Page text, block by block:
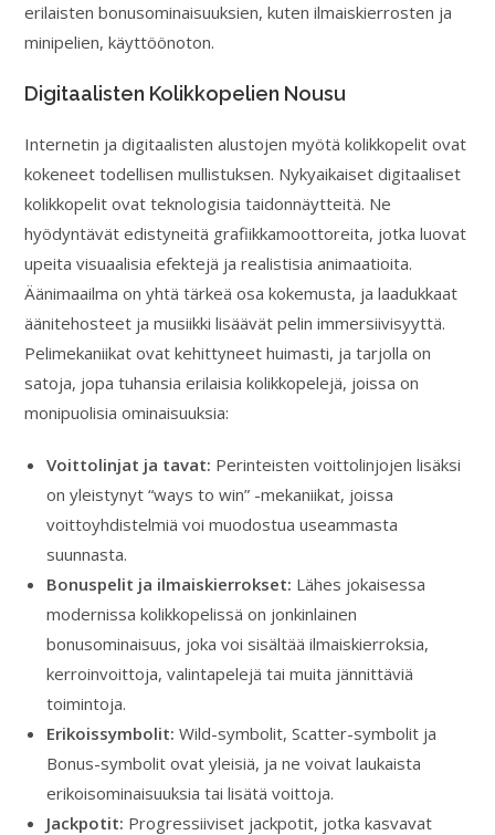
erilaisten bonusominaisuuksien, kuten ilmaiskierrosten ja
minipelien, käyttöönoton.
Digitaalisten Kolikkopelien Nousu
Internetin ja digitaalisten alustojen myötä kolikkopelit ovat
kokeneet todellisen mullistuksen. Nykyaikaiset digitaaliset
kolikkopelit ovat teknologisia taidonnäytteitä. Ne
hyödyntävät edistyneitä grafiikkamoottoreita, jotka luovat
upeita visuaalisia efektejä ja realistisia animaatioita.
Äänimaailma on yhtä tärkeä osa kokemusta, ja laadukkaat
äänitehosteet ja musiikki lisäävät pelin immersiivisyyttä.
Pelimekaniikat ovat kehittyneet huimasti, ja tarjolla on
satoja, jopa tuhansia erilaisia kolikkopelejä, joissa on
monipuolisia ominaisuuksia:
Voittolinjat ja tavat: Perinteisten voittolinjojen lisäksi
on yleistynyt “ways to win” -mekaniikat, joissa
voittoyhdistelmiä voi muodostua useammasta
suunnasta.
Bonuspelit ja ilmaiskierrokset: Lähes jokaisessa
modernissa kolikkopelissä on jonkinlainen
bonusominaisuus, joka voi sisältää ilmaiskierroksia,
kerroinvoittoja, valintapelejä tai muita jännittäviä
toimintoja.
Erikoissymbolit: Wild-symbolit, Scatter-symbolit ja
Bonus-symbolit ovat yleisiä, ja ne voivat laukaista
erikoisominaisuuksia tai lisätä voittoja.
Jackpotit: Progressiiviset jackpotit, jotka kasvavat